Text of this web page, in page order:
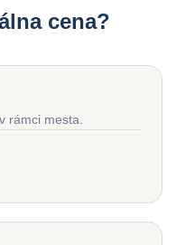
cena?
rámci mesta.